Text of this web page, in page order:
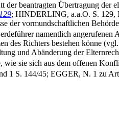
der beantragten Übertragung
; HINDERLING, a.a.O. S. 129,
der vormundschaftlichen
namentlich angerufenen
des Richters bestehen könne
und Abänderung der
wie sie sich aus dem offenen
1 S. 144/45; EGGER, N. 1 zu